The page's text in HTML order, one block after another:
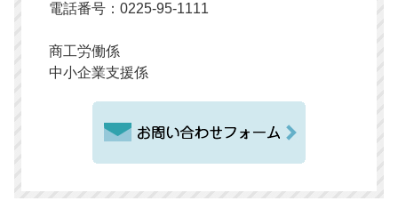
電話番号：0225-95-1111
商工労働係
中小企業支援係